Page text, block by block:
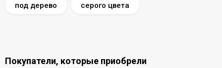
под дерево серого цвета
Покупатели, которые приобрели